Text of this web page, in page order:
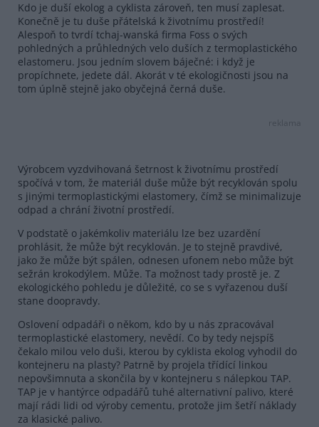
Kdo je duší ekolog a cyklista zároveň, ten musí zaplesat.
Konečně je tu duše přátelská k životnímu prostředí!
Alespoň to tvrdí tchaj-wanská firma Foss o svých
pohledných a průhledných velo duších z termoplastického
elastomeru. Jsou jedním slovem báječné: i když je
propíchnete, jedete dál. Akorát v té ekologičnosti jsou na
tom úplně stejně jako obyčejná černá duše.
reklama
Výrobcem vyzdvihovaná šetrnost k životnímu prostředí
spočívá v tom, že materiál duše může být recyklován spolu
s jinými termoplastickými elastomery, čímž se minimalizuje
odpad a chrání životní prostředí.
V podstatě o jakémkoliv materiálu lze bez uzardění
prohlásit, že může být recyklován. Je to stejně pravdivé,
jako že může být spálen, odnesen ufonem nebo může být
sežrán krokodýlem. Může. Ta možnost tady prostě je. Z
ekologického pohledu je důležité, co se s vyřazenou duší
stane doopravdy.
Oslovení odpadáři o někom, kdo by u nás zpracovával
termoplastické elastomery, nevědí. Co by tedy nejspíš
čekalo milou velo duši, kterou by cyklista ekolog vyhodil do
kontejneru na plasty? Patrně by projela třídící linkou
nepovšimnuta a skončila by v kontejneru s nálepkou TAP.
TAP je v hantýrce odpadářů tuhé alternativní palivo, které
mají rádi lidi od výroby cementu, protože jim šetří náklady
za klasické palivo.